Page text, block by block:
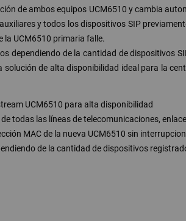
de ambos equipos UCM6510 y cambia
y todos los dispositivos SIP
la UCM6510 primaria falle.
dependiendo de la cantidad de dispositivos
de alta disponibilidad ideal para la
UCM6510 para alta disponibilidad
todas las líneas de telecomunicaciones,
MAC de la nueva UCM6510 sin
de la cantidad de dispositivos